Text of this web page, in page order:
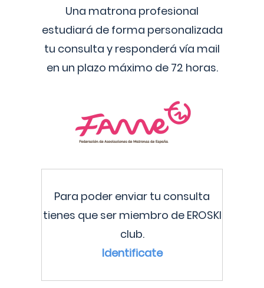
Una matrona profesional
estudiará de forma personalizada
tu consulta y responderá vía mail
en un plazo máximo de 72 horas.
Para poder enviar tu consulta
tienes que ser miembro de EROSKI
club.
Identificate